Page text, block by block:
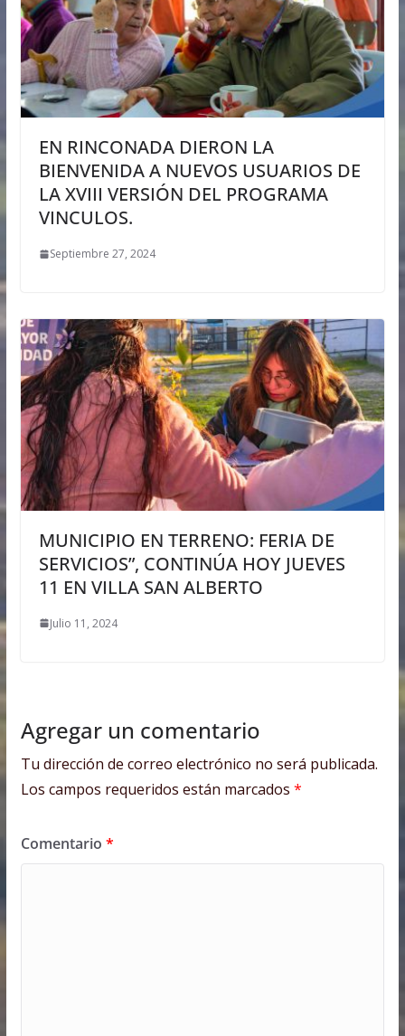
EN RINCONADA DIERON LA
BIENVENIDA A NUEVOS USUARIOS DE
LA XVIII VERSIÓN DEL PROGRAMA
VINCULOS.
Septiembre 27, 2024
MUNICIPIO EN TERRENO: FERIA DE
SERVICIOS”, CONTINÚA HOY JUEVES
11 EN VILLA SAN ALBERTO
Julio 11, 2024
Agregar un comentario
Tu dirección de correo electrónico no será publicada.
Los campos requeridos están marcados *
Comentario *